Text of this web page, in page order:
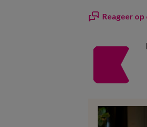
Reageer